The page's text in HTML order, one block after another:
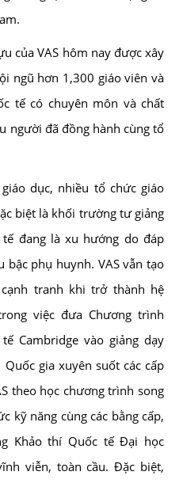
của VAS hôm nay được xây
ngũ hơn 1,300 giáo viên và
tế có chuyên môn và chất
người đã đồng hành cùng tổ
dục, nhiều tổ chức giáo
biệt là khối trường tư giảng
đang là xu hướng do đáp
bậc phụ huynh. VAS vẫn tạo
tranh khi trở thành hệ
việc đưa Chương trình
Cambridge vào giảng dạy
gia xuyên suốt các cấp
theo học chương trình song
kỹ năng cùng các bằng cấp,
Khảo thí Quốc tế Đại học
viễn, toàn cầu. Đặc biệt,